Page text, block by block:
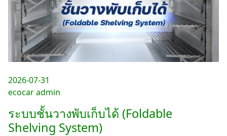
2026-07-31
ecocar admin
ระบบชั้นวางพับเก็บได้ (Foldable
Shelving System)